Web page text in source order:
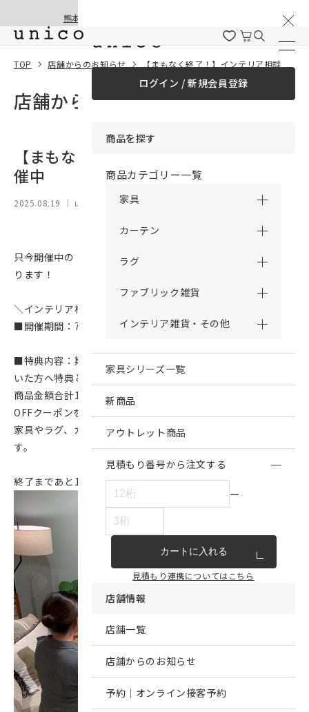
熊本地震の影響による配送遅延と停止について
ログイン / 新規会員登録
商品を探す
商品カテゴリー一覧
家具
カーテン
ラグ
ファブリック雑貨
インテリア雑貨・その他
家具シリーズ一覧
新商品
アウトレット商品
見積もり番号から注文する
ー
カートに入れる
見積もり連携についてはこちら
店舗情報
店舗一覧
店舗からのお知らせ
予約｜オンライン接客予約
TOP 店舗からのお知らせ 【まもなく終了！】インテリア相談会開催中
店舗からのお知らせ
【まもなく終了！】インテリア相談会開
催中
2025.08.19 ｜ unico 新潟
只今開催中の【インテリア相談会】大変好評をいただいてお
ります！
＼インテリア相談会開催中／
■開催期間：7月25日(金)～8月24日(日)
■特典内容：期間中、コーディネートサービスをご利用いただ
いた方へ特典として、
商品金額合計12万円(税込)以上のご購入で使える、送料1万円
OFFクーポンをプレゼント！
家具やラグ、カーテン、照明など、商品の組み合わせは自由で
す。
終了まであと1週間を切りました。